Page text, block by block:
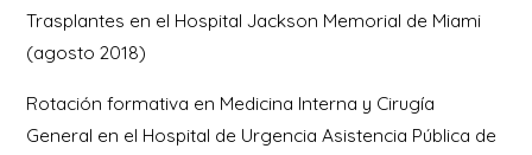
Trasplantes en el Hospital Jackson Memorial de Miami
(agosto 2018)
Rotación formativa en Medicina Interna y Cirugía
General en el Hospital de Urgencia Asistencia Pública de